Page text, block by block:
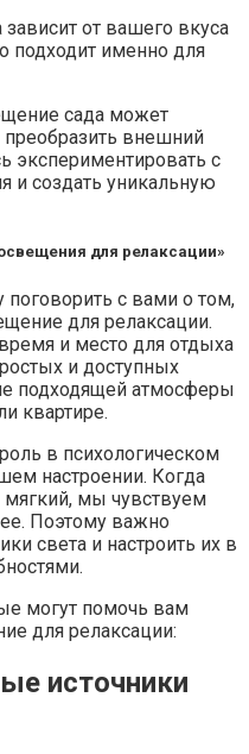
от вашего вкуса
подходит именно для
сада может
внешний
экспериментировать с
и создать уникальную
для релаксации»
поговорить с вами о том,
для релаксации.
и место для отдыха
и доступных
подходящей атмосферы
квартире.
в психологическом
настроении. Когда
мы чувствуем
Поэтому важно
света и настроить их в
могут помочь вам
для релаксации:
источники